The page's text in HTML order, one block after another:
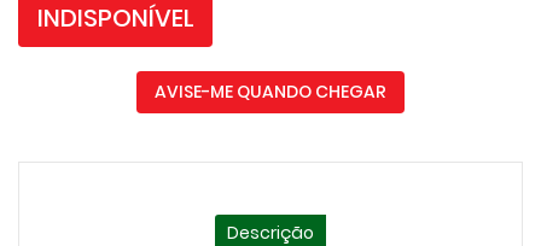
INDISPONÍVEL
AVISE-ME QUANDO CHEGAR
Descrição